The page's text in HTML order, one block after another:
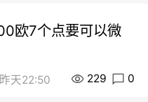
欧7个点要可以微
昨天22:50 229 0